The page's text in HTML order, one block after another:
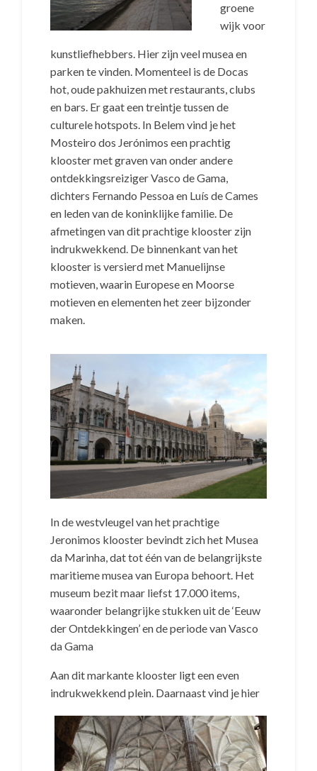
groene
wijk voor
kunstliefhebbers. Hier zijn veel musea en
parken te vinden. Momenteel is de Docas
hot, oude pakhuizen met restaurants, clubs
en bars. Er gaat een treintje tussen de
culturele hotspots. In Belem vind je het
Mosteiro dos Jerónimos een prachtig
klooster met graven van onder andere
ontdekkingsreiziger Vasco de Gama,
dichters Fernando Pessoa en Luís de Cames
en leden van de koninklijke familie. De
afmetingen van dit prachtige klooster zijn
indrukwekkend. De binnenkant van het
klooster is versierd met Manuelijnse
motieven, waarin Europese en Moorse
motieven en elementen het zeer bijzonder
maken.
In de westvleugel van het prachtige
Jeronimos klooster bevindt zich het Musea
da Marinha, dat tot één van de belangrijkste
maritieme musea van Europa behoort. Het
museum bezit maar liefst 17.000 items,
waaronder belangrijke stukken uit de ‘Eeuw
der Ontdekkingen’ en de periode van Vasco
da Gama
Aan dit markante klooster ligt een even
indrukwekkend plein. Daarnaast vind je hier